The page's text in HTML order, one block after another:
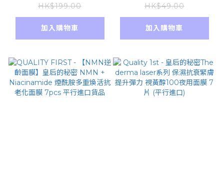
HK$199.00
加入購物車
口貨品
HK$49.00
加入購物車